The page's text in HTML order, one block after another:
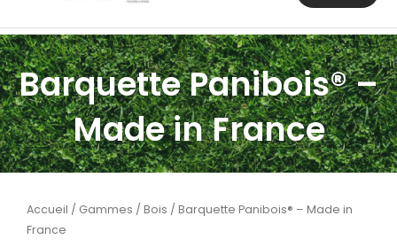
Barquette Panibois® –
Made in France
Accueil / Gammes / Bois / Barquette Panibois® – Made in
France